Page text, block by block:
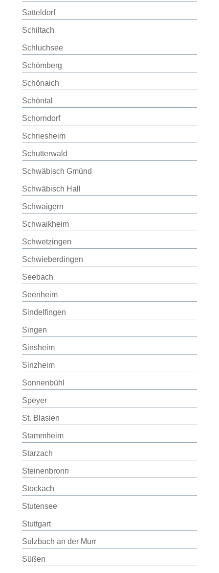
Satteldorf
Schiltach
Schluchsee
Schömberg
Schönaich
Schöntal
Schorndorf
Schriesheim
Schutterwald
Schwäbisch Gmünd
Schwäbisch Hall
Schwaigern
Schwaikheim
Schwetzingen
Schwieberdingen
Seebach
Seenheim
Sindelfingen
Singen
Sinsheim
Sinzheim
Sonnenbühl
Speyer
St. Blasien
Stammheim
Starzach
Steinenbronn
Stockach
Stutensee
Stuttgart
Sulzbach an der Murr
Süßen